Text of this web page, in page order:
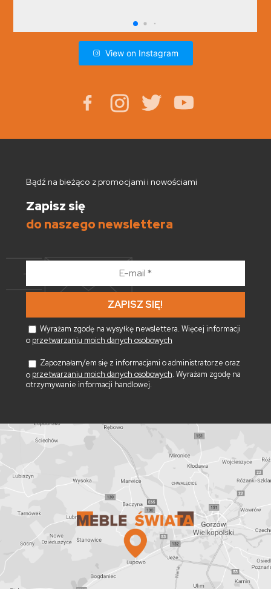
View on Instagram
Bądź na bieżąco z promocjami i nowościami
Zapisz się
do naszego newslettera
*
Wyrażam zgodę na wysyłkę newslettera. Więcej informacji
o przetwarzaniu moich danych osobowych
Zapoznałam/em się z informacjami o administratorze oraz
o przetwarzaniu moich danych osobowych. Wyrażam zgodę na
otrzymywanie informacji handlowej.